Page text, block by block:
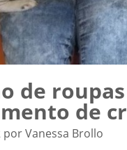
de
de
por Vanessa Brollo